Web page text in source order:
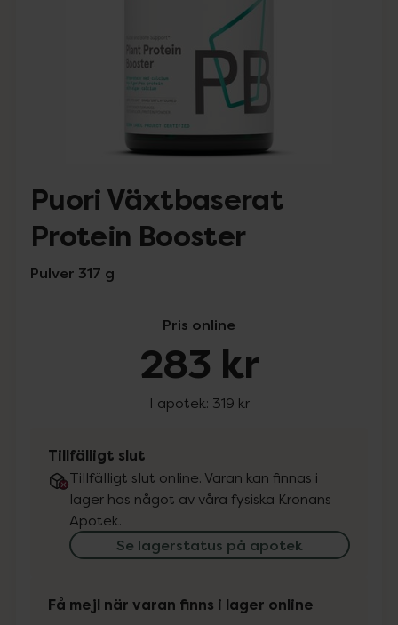
Puori Växtbaserat
Protein Booster
Pulver 317 g
Pris online
283 kr
I apotek: 319 kr
Tillfälligt slut
Tillfälligt slut online. Varan kan finnas i
lager hos något av våra fysiska Kronans
Apotek.
Se lagerstatus på apotek
Få mejl när varan finns i lager online